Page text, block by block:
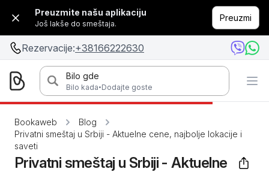
Preuzmite našu aplikaciju
Još lakše do smeštaja.
Preuzmi
Rezervacije:+38166222630
Bilo gde
Bilo kada·Dodajte goste
Bookaweb
Blog
Privatni smeštaj u Srbiji - Aktuelne cene, najbolje lokacije i
saveti
Privatni smeštaj u Srbiji - Aktuelne